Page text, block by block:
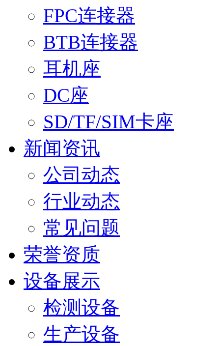
FPC连接器
BTB连接器
耳机座
DC座
SD/TF/SIM卡座
新闻资讯
公司动态
行业动态
常见问题
荣誉资质
设备展示
检测设备
生产设备